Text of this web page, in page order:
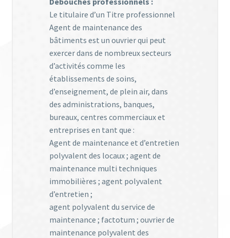
Le titulaire d’un Titre professionnel
Agent de maintenance des
bâtiments est un ouvrier qui peut
exercer dans de nombreux secteurs
d’activités comme les
établissements de soins,
d’enseignement, de plein air, dans
des administrations, banques,
bureaux, centres commerciaux et
entreprises en tant que :
Agent de maintenance et d’entretien
polyvalent des locaux ; agent de
maintenance multi techniques
immobilières ; agent polyvalent
d’entretien ;
agent polyvalent du service de
maintenance ; factotum ; ouvrier de
maintenance polyvalent des